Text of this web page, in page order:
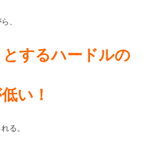
、
するハードルの
い！
る。